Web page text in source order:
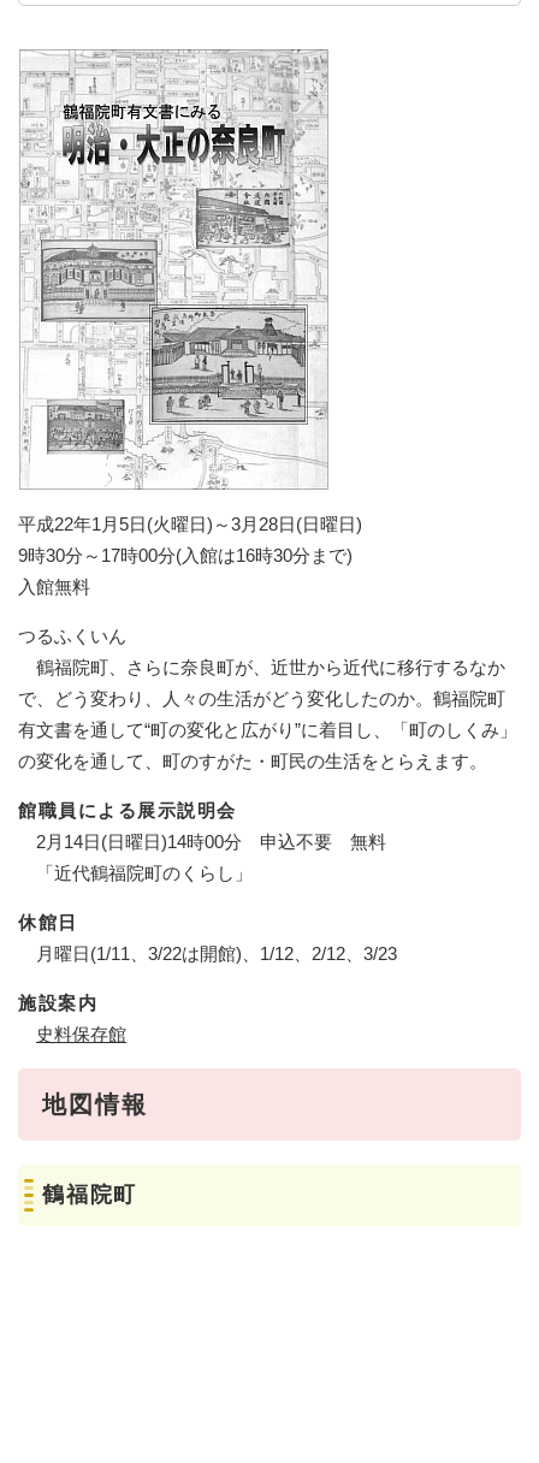
平成22年1月5日(火曜日)～3月28日(日曜日)
9時30分～17時00分(入館は16時30分まで)
入館無料
つるふくいん
鶴福院町、さらに奈良町が、近世から近代に移行するなか
で、どう変わり、人々の生活がどう変化したのか。鶴福院町
有文書を通して“町の変化と広がり”に着目し、「町のしくみ」
の変化を通して、町のすがた・町民の生活をとらえます。
館職員による展示説明会
2月14日(日曜日)14時00分 申込不要 無料
「近代鶴福院町のくらし」
休館日
月曜日(1/11、3/22は開館)、1/12、2/12、3/23
施設案内
史料保存館
地図情報
鶴福院町